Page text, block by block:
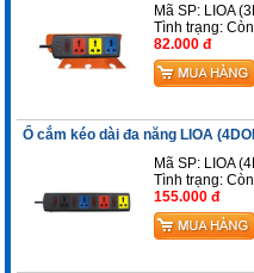
Mã SP: LIOA
Tình trạng:
82.000 đ
Ổ cắm kéo dài đa năng LIOA
Mã SP: LIOA
Tình trạng:
155.000 đ